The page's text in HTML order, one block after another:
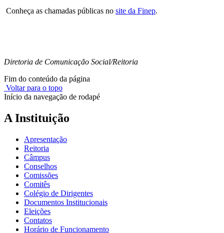
Conheça as chamadas públicas no site da Finep.
Diretoria de Comunicação Social/Reitoria
Fim do conteúdo da página
Voltar para o topo
Início da navegação de rodapé
A Instituição
Apresentação
Reitoria
Câmpus
Conselhos
Comissões
Comitês
Colégio de Dirigentes
Documentos Institucionais
Eleições
Contatos
Horário de Funcionamento